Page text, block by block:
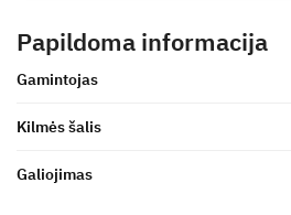
Papildoma informacija
Gamintojas
Kilmės šalis
Galiojimas